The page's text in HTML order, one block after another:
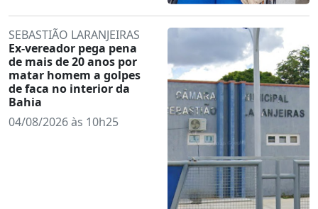
SEBASTIÃO LARANJEIRAS
Ex-vereador pega pena
de mais de 20 anos por
matar homem a golpes
de faca no interior da
Bahia
04/08/2026 às 10h25